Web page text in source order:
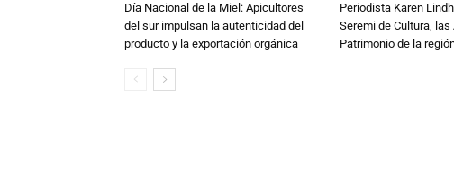
Día Nacional de la Miel: Apicultores
del sur impulsan la autenticidad del
producto y la exportación orgánica
Periodista Karen
Seremi de Cultura, las
Patrimonio de la